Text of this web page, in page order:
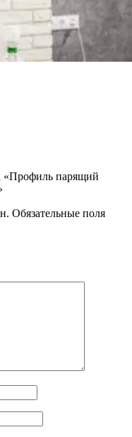
«Профиль парящий
Обязательные поля